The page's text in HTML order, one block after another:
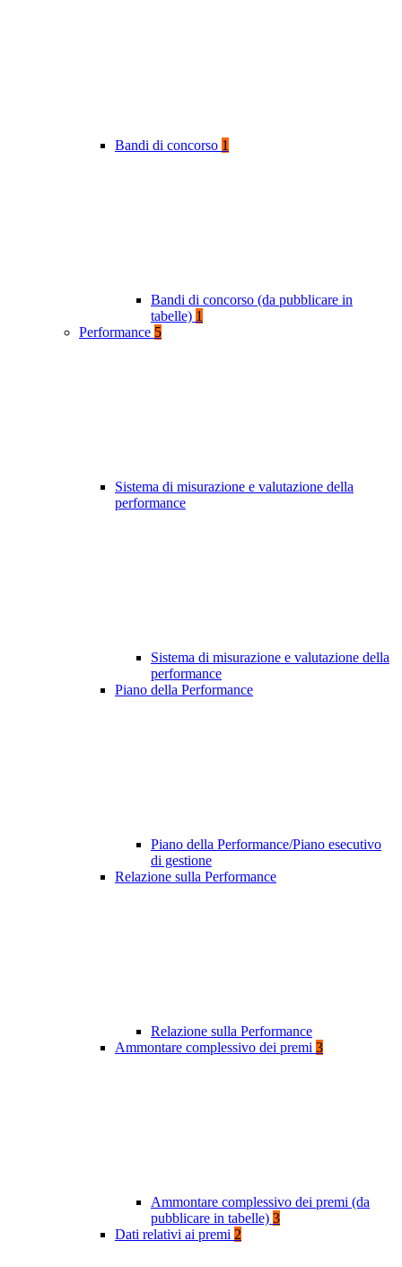
Bandi di concorso 1
Bandi di concorso (da pubblicare in
tabelle) 1
Performance 5
Sistema di misurazione e valutazione della
performance
Sistema di misurazione e valutazione della
performance
Piano della Performance
Piano della Performance/Piano esecutivo
di gestione
Relazione sulla Performance
Relazione sulla Performance
Ammontare complessivo dei premi 3
Ammontare complessivo dei premi (da
pubblicare in tabelle) 3
Dati relativi ai premi 2